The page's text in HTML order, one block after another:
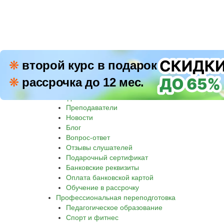
❋ второй курс в подарок
❋ рассрочка до 12 мес.
8 800 500-30-45
Академия
Преподаватели
Новости
Блог
Вопрос-ответ
Отзывы слушателей
Подарочный сертификат
Банковские реквизиты
Оплата банковской картой
Обучение в рассрочку
Профессиональная переподготовка
Педагогическое образование
Спорт и фитнес